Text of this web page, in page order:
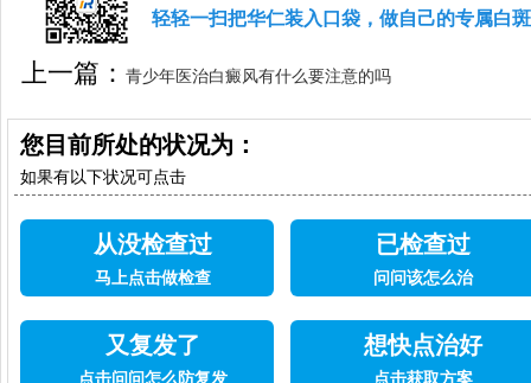
轻轻一扫把华仁装入口袋，做自己的专属白
上一篇：青少年医治白癜风有什么要注意的吗
下一篇：医治白癜风好的办法有哪些
您目前所处的状况为：
如果有以下状况可点击
从没检查过
马上点击做检查
已检查过
问问该怎么治
又复发了
点击问问怎么防复发
想快点治好
点击获取方案